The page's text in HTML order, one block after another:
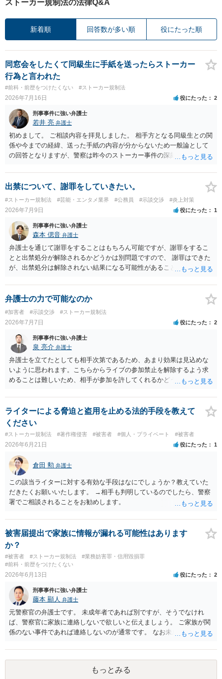
ストーカー規制法の法律Q&A
新着順 回答数が多い順 役にたった順
同窓会をしたくて同級生に手紙を送ったらストーカー
行為と言われた
#前科・前歴をつけたくない #ストーカー規制法
2026年7月16日 役にたった 2
刑事事件に強い弁護士
若井 亮 弁護士
初めまして。 ご相談内容を拝見しました。 相手方となる同級生との関
係や今までの経緯、送った手紙の内容が分からないため一般論として
の回答となりますが、警察は昨今のストーカー事件の深刻化を踏ま
しゃるとのことですので、今後の接触は避けられたほうが良いでしょ
う。
出禁について、謝罪をしていきたい。
#ストーカー規制法 #芸能・エンタメ業界 #公務員 #示談交渉 #炎上対策
2026年7月9日 役にたった 1
刑事事件に強い弁護士
森本 偲音 弁護士
弁護士を通じて謝罪をすることはもちろん可能ですが、謝罪をするこ
とと出禁処分が解除されるかどうかは別問題ですので、 謝罪はできた
が、出禁処分は解除されない結果になる可能性があることを踏まえた
弁護士の力で可能なのか
#加害者 #示談交渉 #ストーカー規制法
2026年7月7日 役にたった 2
刑事事件に強い弁護士
泉 亮介 弁護士
弁護士を立てたとしても相手次第であるため、あまり効果は見込めな
いように思われます。こちらからライブの参加禁止を解除するよう求
めることは難しいため、相手が参加を許してくれるかどうかになって
ライターによる脅迫と盗用を止める法的手段を教えて
ください
#ストーカー規制法 #著作権侵害 #被害者 #個人・プライベート #被害者
2026年6月21日 役にたった 1
倉田 勲 弁護士
この該当ライターに対する有効な手段はなにでしょうか？教えていた
だきたくお願いいたします。 →相手も判明しているのでしたら、警察
署でご相談されることをお勧めします。
被害届提出で家族に情報が漏れる可能性はあります
か？
#被害者 #ストーカー規制法
#業務妨害罪・信用毀損罪
#前科・前歴をつけたくない
2026年6月13日 役にたった 2
刑事事件に強い弁護士
藤本 顯人 弁護士
元警察官の弁護士です。 未成年者であれば別ですが、そうでなけれ
ば、警察官に家族に連絡しないで欲しいと伝えましょう。 ご家族が関
係のない事件であれば連絡しないのが通常です。 なお未成年者の場合
もっとみる